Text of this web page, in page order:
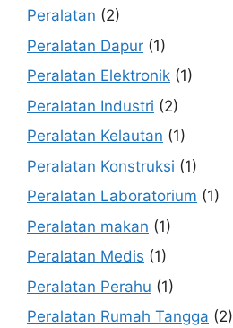
Peralatan (2)
Peralatan Dapur (1)
Peralatan Elektronik (1)
Peralatan Industri (2)
Peralatan Kelautan (1)
Peralatan Konstruksi (1)
Peralatan Laboratorium (1)
Peralatan makan (1)
Peralatan Medis (1)
Peralatan Perahu (1)
Peralatan Rumah Tangga (2)